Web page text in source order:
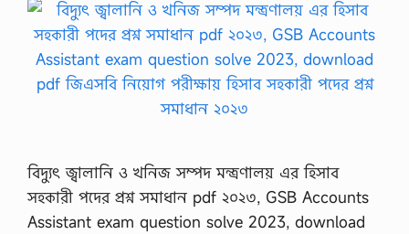
বিদ্যুৎ জ্বালানি ও খনিজ সম্পদ মন্ত্রণালয় এর হিসাব
সহকারী পদের প্রশ্ন সমাধান pdf ২০২৩, GSB Accounts
Assistant exam question solve 2023, download